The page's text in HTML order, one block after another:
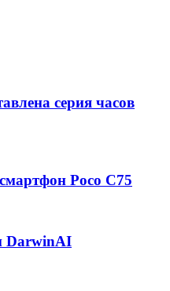
серия часов
Poco C75
DarwinAI